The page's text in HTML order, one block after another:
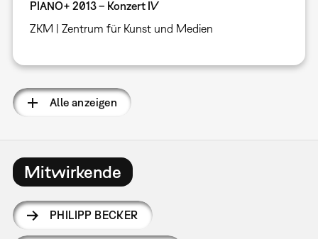
PIANO+ 2013 – Konzert IV
ZKM | Zentrum für Kunst und Medien
Alle anzeigen
Mitwirkende
PHILIPP BECKER